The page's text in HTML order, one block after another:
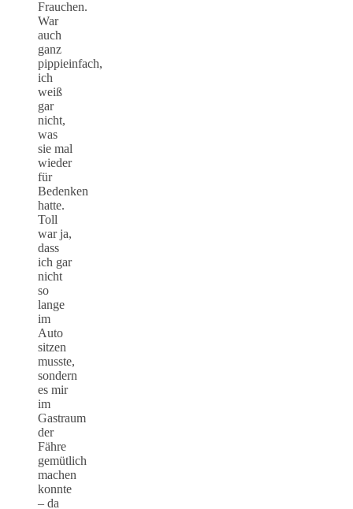
Frauchen.
War
auch
ganz
pippieinfach,
ich
weiß
gar
nicht,
was
sie mal
wieder
für
Bedenken
hatte.
Toll
war ja,
dass
ich gar
nicht
so
lange
im
Auto
sitzen
musste,
sondern
es mir
im
Gastraum
der
Fähre
gemütlich
machen
konnte
– da